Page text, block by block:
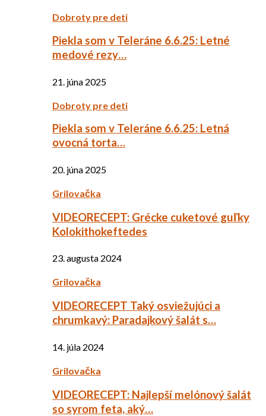
Dobroty pre deti
Piekla som v Teleráne 6.6.25: Letné
medové rezy…
21. júna 2025
Dobroty pre deti
Piekla som v Teleráne 6.6.25: Letná
ovocná torta…
20. júna 2025
Grilovačka
VIDEORECEPT: Grécke cuketové guľky
Kolokithokeftedes
23. augusta 2024
Grilovačka
VIDEORECEPT Taký osviežujúci a
chrumkavý: Paradajkový šalát s…
14. júla 2024
Grilovačka
VIDEORECEPT: Najlepší melónový šalát
so syrom feta, aký…